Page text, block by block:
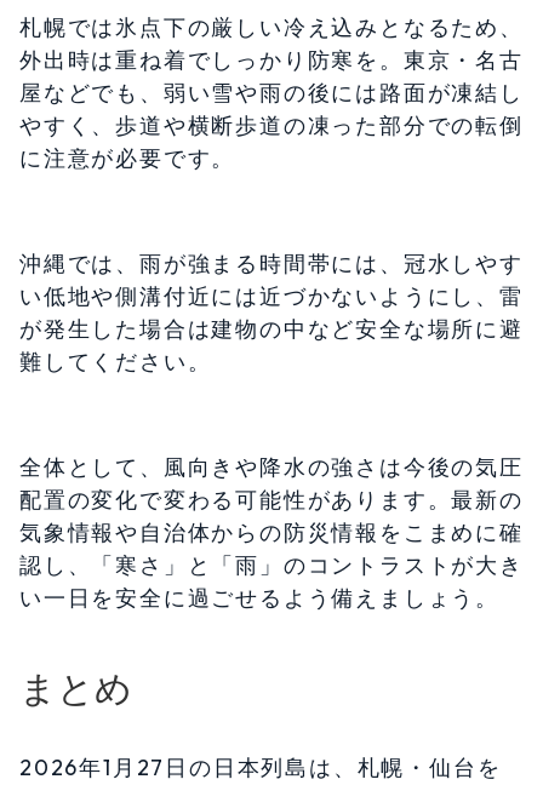
札幌では氷点下の厳しい冷え込みとなるため、
外出時は重ね着でしっかり防寒を。東京・名古
屋などでも、弱い雪や雨の後には路面が凍結し
やすく、歩道や横断歩道の凍った部分での転倒
に注意が必要です。
沖縄では、雨が強まる時間帯には、冠水しやす
い低地や側溝付近には近づかないようにし、雷
が発生した場合は建物の中など安全な場所に避
難してください。
全体として、風向きや降水の強さは今後の気圧
配置の変化で変わる可能性があります。最新の
気象情報や自治体からの防災情報をこまめに確
認し、「寒さ」と「雨」のコントラストが大き
い一日を安全に過ごせるよう備えましょう。
まとめ
2026年1月27日の日本列島は、札幌・仙台を